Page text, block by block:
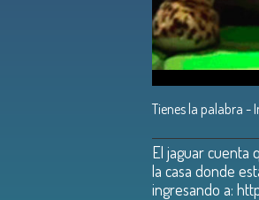
Tienes la palabra -
El jaguar cuenta
la casa donde
ingresando a: